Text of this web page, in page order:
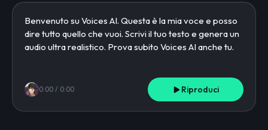
0:00 / 0:00 Riproduci